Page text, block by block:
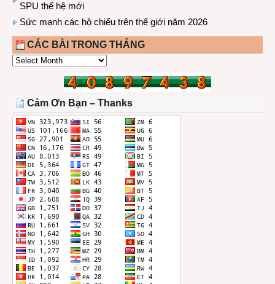
SPU thế hệ mới
Sức mạnh các hộ chiếu trên thế giới năm 2026
CÁC BÀI TRONG THÁNG
CÁC
THÁNG
Cảm Ơn Bạn – Thanks